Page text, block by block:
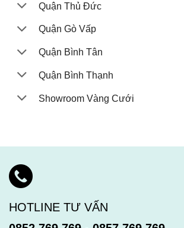
Quận Thủ Đức
Quận Gò Vấp
Quận Bình Tân
Quận Bình Thạnh
Showroom Vàng Cưới
HOTLINE TƯ VẤN